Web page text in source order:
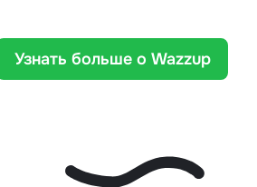
Узнать больше о Wazzup